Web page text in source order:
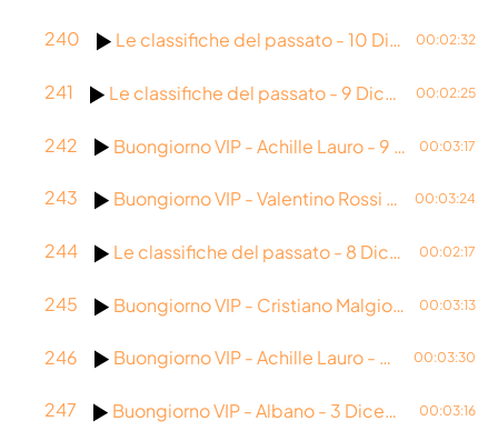
240 Le classifiche del passato - 10 Dicembre 2025 00:02:32
241 Le classifiche del passato - 9 Dicembre 2025 00:02:25
242 Buongiorno VIP - Achille Lauro - 9 Dicembre 2025 00:03:17
243 Buongiorno VIP - Valentino Rossi - 8 Dicembre 2025 00:03:24
244 Le classifiche del passato - 8 Dicembre 2025 00:02:17
245 Buongiorno VIP - Cristiano Malgioglio - 5 Dicembre 2025 00:03:13
246 Buongiorno VIP - Achille Lauro - 4 Dicembre 2025 00:03:30
247 Buongiorno VIP - Albano - 3 Dicembre 2025 00:03:16